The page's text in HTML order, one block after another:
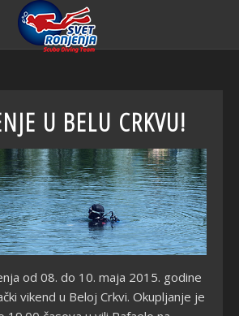
U BELU CRKVU!
od 08. do 10. maja 2015. godine
vikend u Beloj Crkvi. Okupljanje je